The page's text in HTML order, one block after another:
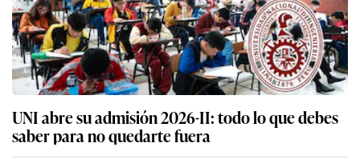
UNI abre su admisión 2026-II: todo lo que debes
saber para no quedarte fuera